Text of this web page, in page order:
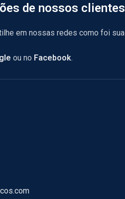
de nossos clientes
em nossas redes como foi sua
ou no Facebook.